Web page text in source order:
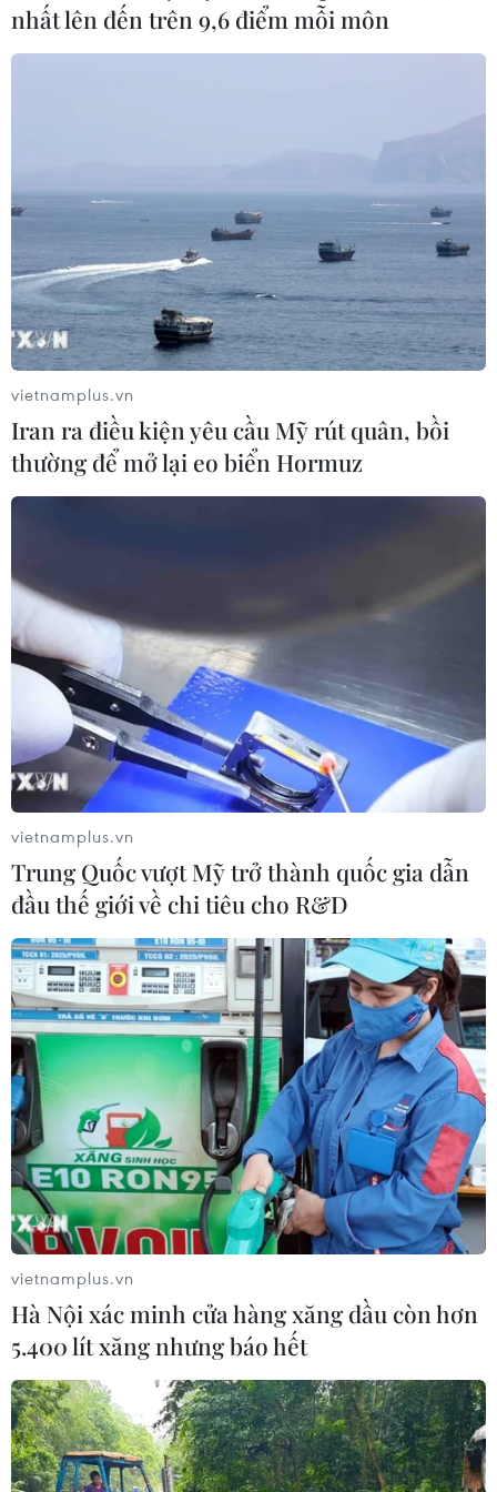
thi công “3 ca, 4 kíp,” đảm bảo hoàn thiện tất cả các
hạng mục tại dự án đúng tiến độ.
Đẩy nhanh tiến độ sân bay Long Thành và
cao tốc TP Hồ Chí Minh-Long Thành-Dầu
Theo kế hoạch, Dự án cao tốc Thành phố Hồ Chí Minh-
Long Thành-Dầu Giây hoàn thành trong năm 2026
(riêng cầu Long Thành hoàn thành trong quý 1 năm
2027) để đồng bộ với sân bay Long Thành.
nhất lên đến trên 9,6 điểm mỗi môn
vietnamplus.vn
Iran ra điều kiện yêu cầu Mỹ rút quân, bồi
thường để mở lại eo biển Hormuz
vietnamplus.vn
Trung Quốc vượt Mỹ trở thành quốc gia dẫn
đầu thế giới về chi tiêu cho R&D
vietnamplus.vn
Hà Nội xác minh cửa hàng xăng dầu còn hơn
5.400 lít xăng nhưng báo hết